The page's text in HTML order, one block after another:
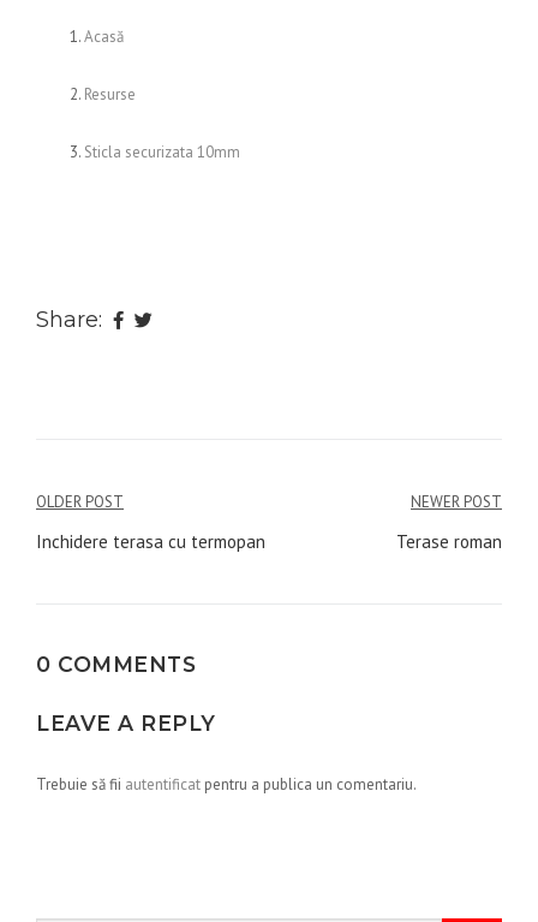
Acasă
Resurse
Sticla securizata 10mm
Share:
Navigare
în
OLDER POST
Inchidere terasa cu termopan
NEWER POST
Terase roman
0 COMMENTS
LEAVE A REPLY
Trebuie să fii autentificat pentru a publica un comentariu.